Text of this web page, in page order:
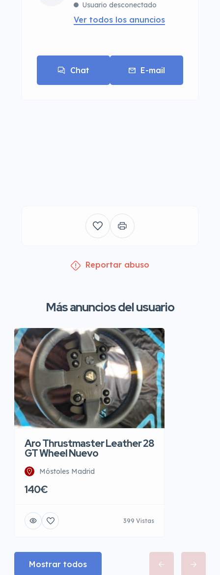
Usuario desconectado
Ver todos los anuncios
Chat E-mail
Reportar abuso
Más anuncios del usuario
Aro Thrustmaster Leather 28
GT Wheel Nuevo
Móstoles Madrid
140€
399 Vistas
Mostrar todos